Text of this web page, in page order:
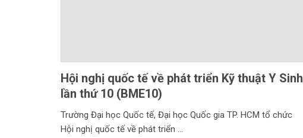
Hội nghị quốc tế về phát triển Kỹ thuật Y Sinh
lần thứ 10 (BME10)
Trường Đại học Quốc tế, Đại học Quốc gia TP. HCM tổ chức
Hội nghị quốc tế về phát triển